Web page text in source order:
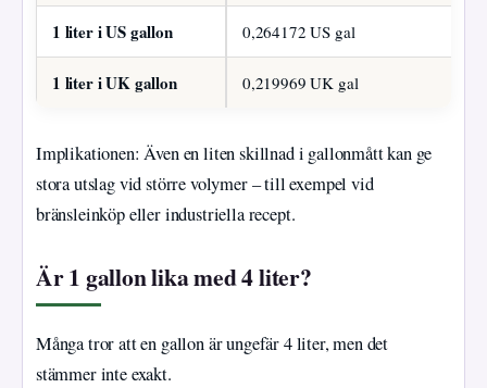
1 liter i US gallon 0,264172 US gal
1 liter i UK gallon 0,219969 UK gal
Implikationen: Även en liten skillnad i gallonmått kan ge
stora utslag vid större volymer – till exempel vid
bränsleinköp eller industriella recept.
Är 1 gallon lika med 4 liter?
Många tror att en gallon är ungefär 4 liter, men det
stämmer inte exakt.